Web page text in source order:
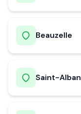
Beauzelle
Saint-Alban